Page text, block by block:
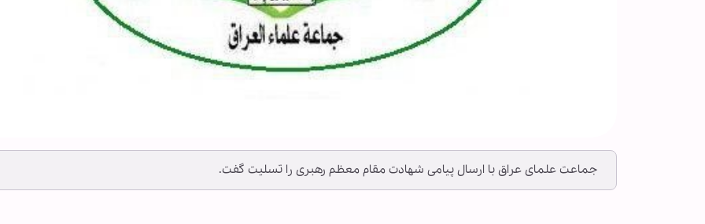
جماعت علمای عراق با ارسال پیامی شهادت مقام معظم رهبری را تسلیت گفت.